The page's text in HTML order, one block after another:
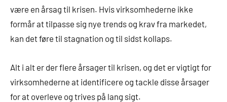
være en årsag til krisen. Hvis virksomhederne ikke
formår at tilpasse sig nye trends og krav fra markedet,
kan det føre til stagnation og til sidst kollaps.
Alt i alt er der flere årsager til krisen, og det er vigtigt for
virksomhederne at identificere og tackle disse årsager
for at overleve og trives på lang sigt.